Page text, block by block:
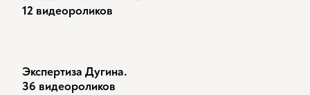
12 видеороликов
Экспертиза Дугина.
36 видеороликов